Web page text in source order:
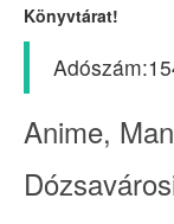
Könyvtárat!
Anime,